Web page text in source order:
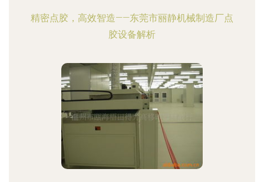
精密点胶，高效智造——东莞市丽静机械制造厂点
胶设备解析